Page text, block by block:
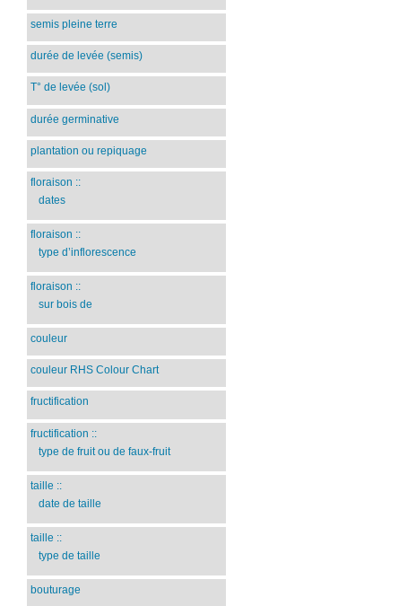
semis pleine terre
durée de levée (semis)
T° de levée (sol)
durée germinative
plantation ou repiquage
floraison ::
dates
floraison ::
type d’inflorescence
floraison ::
sur bois de
couleur
couleur RHS Colour Chart
fructification
fructification ::
type de fruit ou de faux-fruit
taille ::
date de taille
taille ::
type de taille
bouturage